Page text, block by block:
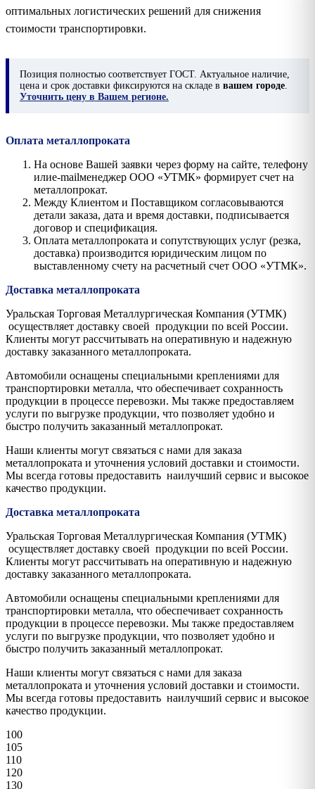
оптимальных логистических решений для снижения
стоимости транспортировки.
Позиция полностью соответствует ГОСТ. Актуальное наличие,
цена и срок доставки фиксируются на складе в вашем городе
Уточнить цену в Вашем регионе.
Оплата металлопроката
На основе Вашей заявки через форму на сайте, телефону
илиe-mailменеджер ООО «УТМК» формирует счет на
металлопрокат.
Между Клиентом и Поставщиком согласовываются
детали заказа, дата и время доставки, подписывается
договор и спецификация.
Оплата металлопроката и сопутствующих услуг (резка,
доставка) производится юридическим лицом по
выставленному счету на расчетный счет ООО «УТМК».
Доставка металлопроката
Уральская Торговая Металлургическая Компания (УТМК)
осуществляет доставку своей продукции по всей России.
Клиенты могут рассчитывать на оперативную и надежную
доставку заказанного металлопроката.
Автомобили оснащены специальными креплениями для
транспортировки металла, что обеспечивает сохранность
продукции в процессе перевозки. Мы также предоставляем
услуги по выгрузке продукции, что позволяет удобно и
быстро получить заказанный металлопрокат.
Наши клиенты могут связаться с нами для заказа
металлопроката и уточнения условий доставки и стоимости.
Мы всегда готовы предоставить наилучший сервис и высокое
качество продукции.
Доставка металлопроката
Уральская Торговая Металлургическая Компания (УТМК)
осуществляет доставку своей продукции по всей России.
Клиенты могут рассчитывать на оперативную и надежную
доставку заказанного металлопроката.
Автомобили оснащены специальными креплениями для
транспортировки металла, что обеспечивает сохранность
продукции в процессе перевозки. Мы также предоставляем
услуги по выгрузке продукции, что позволяет удобно и
быстро получить заказанный металлопрокат.
Наши клиенты могут связаться с нами для заказа
металлопроката и уточнения условий доставки и стоимости.
Мы всегда готовы предоставить наилучший сервис и высокое
качество продукции.
100
105
110
120
130